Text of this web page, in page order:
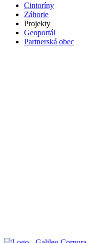
Cintoríny
Záhorie
Projekty
Geoportál
Partnerská obec